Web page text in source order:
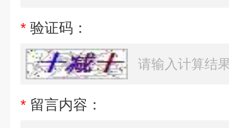
* 验证码：
* 留言内容：